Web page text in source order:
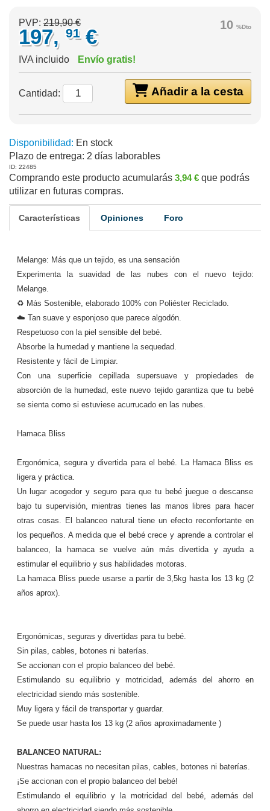
10 %Dto
PVP: 219,90 €
197, 91 €
IVA incluido Envío gratis!
Añadir a la cesta
Cantidad:
Disponibilidad: En stock
Plazo de entrega: 2 días laborables
ID: 22485
Comprando este producto acumularás 3,94 € que podrás
utilizar en futuras compras.
Características Opiniones Foro
Melange: Más que un tejido, es una sensación
Experimenta la suavidad de las nubes con el nuevo tejido:
Melange.
♻️ Más Sostenible, elaborado 100% con Poliéster Reciclado.
☁️ Tan suave y esponjoso que parece algodón.
Respetuoso con la piel sensible del bebé.
Absorbe la humedad y mantiene la sequedad.
Resistente y fácil de Limpiar.
Con una superficie cepillada supersuave y propiedades de
absorción de la humedad, este nuevo tejido garantiza que tu bebé
se sienta como si estuviese acurrucado en las nubes.
Hamaca Bliss
Ergonómica, segura y divertida para el bebé. La Hamaca Bliss es
ligera y práctica.
Un lugar acogedor y seguro para que tu bebé juegue o descanse
bajo tu supervisión, mientras tienes las manos libres para hacer
otras cosas. El balanceo natural tiene un efecto reconfortante en
los pequeños. A medida que el bebé crece y aprende a controlar el
balanceo, la hamaca se vuelve aún más divertida y ayuda a
estimular el equilibrio y sus habilidades motoras.
La hamaca Bliss puede usarse a partir de 3,5kg hasta los 13 kg (2
años aprox).
Ergonómicas, seguras y divertidas para tu bebé.
Sin pilas, cables, botones ni baterías.
Se accionan con el propio balanceo del bebé.
Estimulando su equilibrio y motricidad, además del ahorro en
electricidad siendo más sostenible.
Muy ligera y fácil de transportar y guardar.
Se puede usar hasta los 13 kg (2 años aproximadamente )
BALANCEO NATURAL:
Nuestras hamacas no necesitan pilas, cables, botones ni baterías.
¡Se accionan con el propio balanceo del bebé!
Estimulando el equilibrio y la motricidad del bebé, además del